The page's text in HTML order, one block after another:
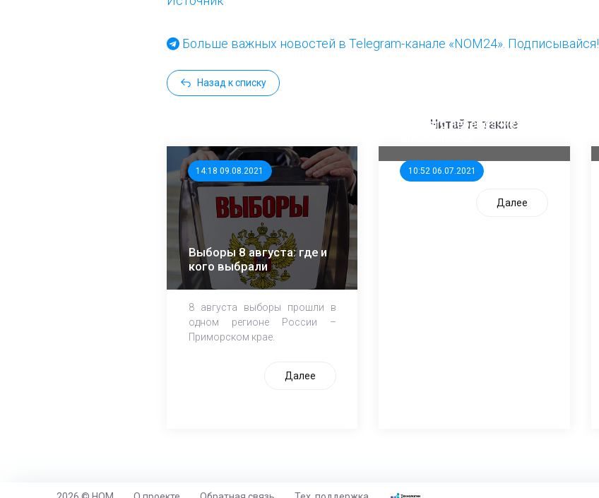
Больше важных новостей в Telegram-канале «NOM24». Подписывайся!
Назад к списку
Читайте также
14:18 09.08.2021
Выборы 8 августа: где и
кого выбрали
8 августа выборы прошли в
одном регионе России –
Приморском крае.
Далее
10:52 06.07.2021
единого перевозчика для
Далее